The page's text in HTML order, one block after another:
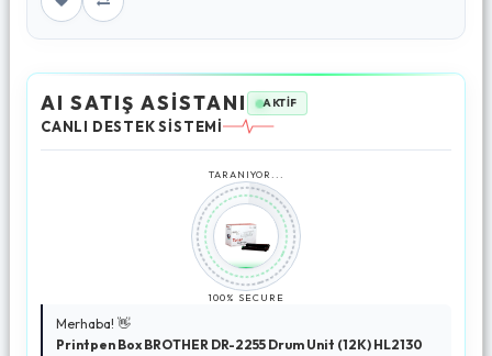
AI SATIŞ ASİSTANI AKTİF
CANLI DESTEK SİSTEMİ
TARANIYOR...
100% SECURE
Merhaba! 👋
Printpen Box BROTHER DR-2255 Drum Unit (12K) HL2130